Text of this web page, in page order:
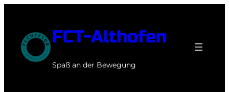
springen
FCT-Althofen
Spaß an der Bewegung